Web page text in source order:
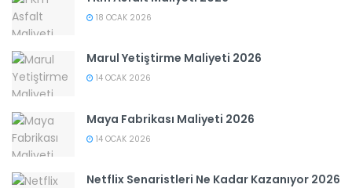
18 OCAK 2026
Marul Yetiştirme Maliyeti 2026
14 OCAK 2026
Maya Fabrikası Maliyeti 2026
14 OCAK 2026
Netflix Senaristleri Ne Kadar Kazanıyor 2026